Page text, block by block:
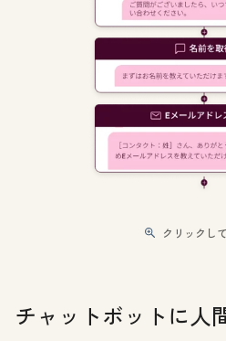
クリックし
チャットボットに人